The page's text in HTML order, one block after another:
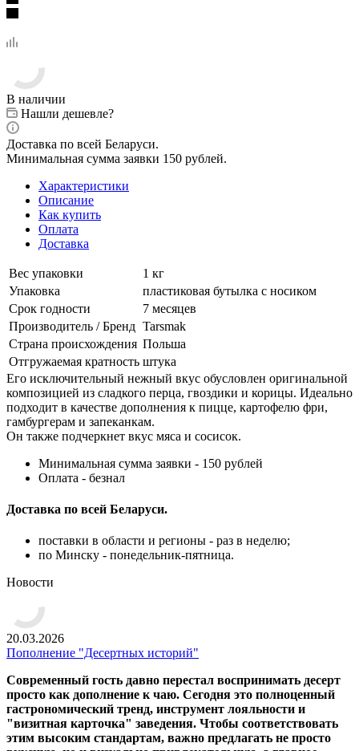
В наличии
Нашли дешевле?
Доставка по всей Беларуси.
Минимальная сумма заявки 150 рублей.
Характеристики
Описание
Как купить
Оплата
Доставка
Вес упаковки
1 кг
Упаковка
пластиковая бутылка с носиком
Срок годности
7 месяцев
Производитель / Бренд Tarsmak
Страна происхождения Польша
Отгружаемая кратность штука
Его исключительный нежный вкус обусловлен оригинальной
композицией из сладкого перца, гвоздики и корицы. Идеально
подходит в качестве дополнения к пицце, картофелю фри,
гамбургерам и запеканкам.
Он также подчеркнет вкус мяса и сосисок.
Минимальная сумма заявки - 150 рублей
Оплата - безнал
Доставка по всей Беларуси.
поставки в области и регионы - раз в неделю;
по Минску - понедельник-пятница.
Новости
20.03.2026
Пополнение "Десертных историй"
Современный гость давно перестал воспринимать десерт
просто как дополнение к чаю. Сегодня это полноценный
гастрономический тренд, инструмент лояльности и
"визитная карточка" заведения. Чтобы соответствовать
этим высоким стандартам, важно предлагать не просто